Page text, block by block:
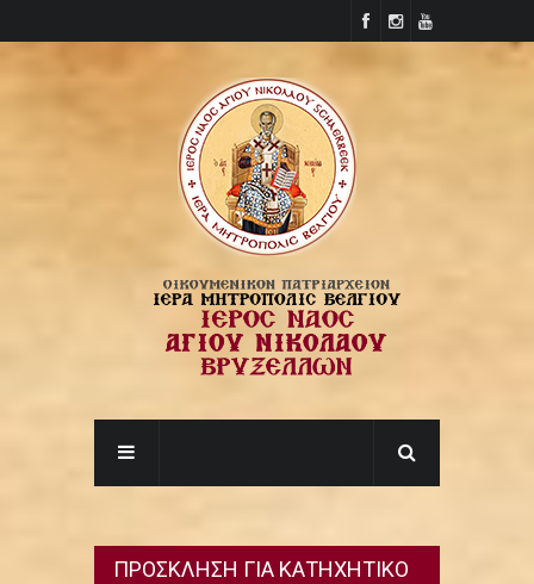
ΠΡΟΣΚΛΗΣΗ ΓΙΑ ΚΑΤΗΧΗΤΙΚΟ